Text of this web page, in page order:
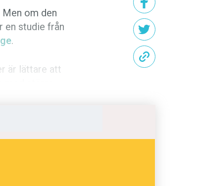
om den
en studie från
.
är lättare att
var